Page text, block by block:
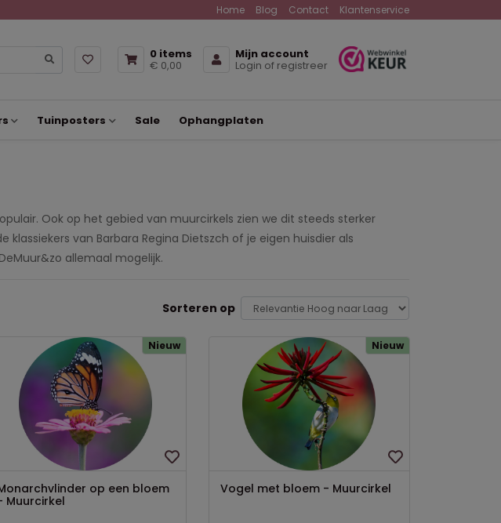
Home Blog Contact Klantenservice
0 items
€ 0,00
Mijn account
Login of registreer
Tuinposters Sale
Ophangplaten
Ook op het gebied van muurcirkels zien we dit steeds sterker
van Barbara Regina Dietszch of je eigen huisdier als
allemaal mogelijk.
Sorteren op
Nieuw
op een bloem
Muurcirkel
Nieuw
Vogel met bloem - Muurcirkel